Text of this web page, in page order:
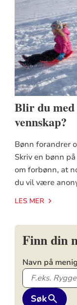
Blir du med
vennskap?
Bønn forandrer
Skriv en bønn
om forbønn, at
du vil være
LES MER
Finn din
Navn på
Søk